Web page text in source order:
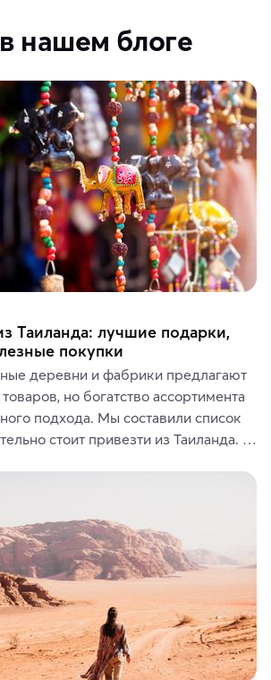
нашем блоге
Таиланда: лучшие подарки,
покупки
деревни и фабрики предлагают
но богатство ассортимента
подхода. Мы составили список
стоит привезти из Таиланда.
украшения, предметы интерьера